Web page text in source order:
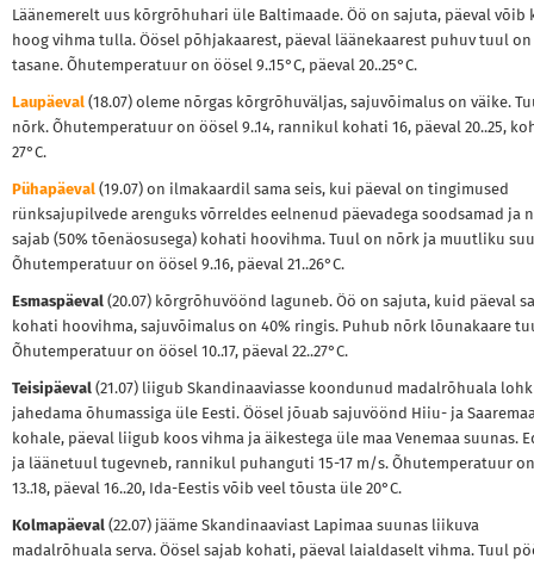
Läänemerelt uus kõrgrõhuhari üle Baltimaade. Öö on sajuta, päeval võib
hoog vihma tulla. Öösel põhjakaarest, päeval läänekaarest puhuv tuul on
tasane. Õhutemperatuur on öösel 9..15°C, päeval 20..25°C.
Laupäeval (18.07) oleme nõrgas kõrgrõhuväljas, sajuvõimalus on väike.
nõrk. Õhutemperatuur on öösel 9..14, rannikul kohati 16, päeval 20..25,
27°C.
Pühapäeval (19.07) on ilmakaardil sama seis, kui päeval on tingimused
rünksajupilvede arenguks võrreldes eelnenud päevadega soodsamad ja
sajab (50% tõenäosusega) kohati hoovihma. Tuul on nõrk ja muutliku
Õhutemperatuur on öösel 9..16, päeval 21..26°C.
Esmaspäeval (20.07) kõrgrõhuvöönd laguneb. Öö on sajuta, kuid päeval
kohati hoovihma, sajuvõimalus on 40% ringis. Puhub nõrk lõunakaare
Õhutemperatuur on öösel 10..17, päeval 22..27°C.
Teisipäeval (21.07) liigub Skandinaaviasse koondunud madalrõhuala
jahedama õhumassiga üle Eesti. Öösel jõuab sajuvöönd Hiiu- ja
kohale, päeval liigub koos vihma ja äikestega üle maa Venemaa suunas.
ja läänetuul tugevneb, rannikul puhanguti 15-17 m/s. Õhutemperatuur
13..18, päeval 16..20, Ida-Eestis võib veel tõusta üle 20°C.
Kolmapäeval (22.07) jääme Skandinaaviast Lapimaa suunas liikuva
madalrõhuala serva. Öösel sajab kohati, päeval laialdaselt vihma. Tuul